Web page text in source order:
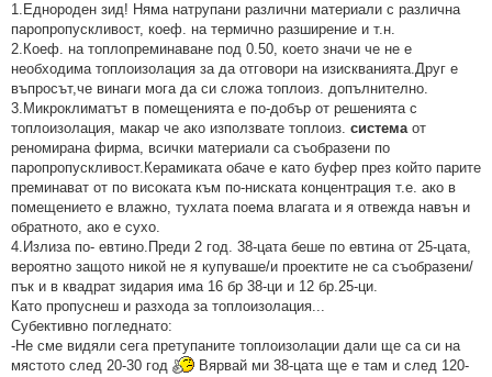
и
е
1.Еднороден зид! Няма натрупани различни материали с различна
паропропускливост, коеф. на термично разширение и т.н.
2.Коеф. на топлопреминаване под 0.50, което значи че не е
необходима топлоизолация за да отговори на изискванията.Друг е
въпросът,че винаги мога да си сложа топлоиз. допълнително.
3.Микроклиматът в помещенията е по-добър от решенията с
топлоизолация, макар че ако използвате топлоиз. системаот
реномирана фирма, всички материали са съобразени по
паропропускливост.Керамиката обаче е като буфер през който парите
преминават от по високата към по-ниската концентрация т.е. ако в
помещението е влажно, тухлата поема влагата и я отвежда навън и
обратното, ако е сухо.
4.Излиза по- евтино.Преди 2 год. 38-цата беше по евтина от 25-цата,
вероятно защото никой не я купуваше/и проектите не са съобразени/
пък и в квадрат зидария има 16 бр 38-ци и 12 бр.25-ци.
Като пропуснеш и разхода за топлоизолация...
Субективно погледнато:
-Не сме видяли сега претупаните топлоизолации дали ще са си на
мястото след 20-30 год
Вярвай ми 38-цата ще е там и след 120-